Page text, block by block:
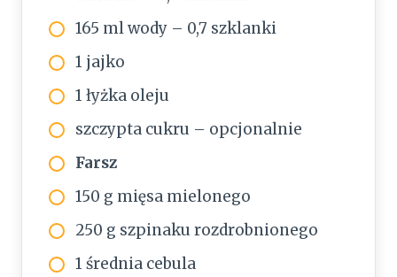
165 ml wody – 0,7 szklanki
1 jajko
1 łyżka oleju
szczypta cukru – opcjonalnie
Farsz
150 g mięsa mielonego
250 g szpinaku rozdrobnionego
1 średnia cebula